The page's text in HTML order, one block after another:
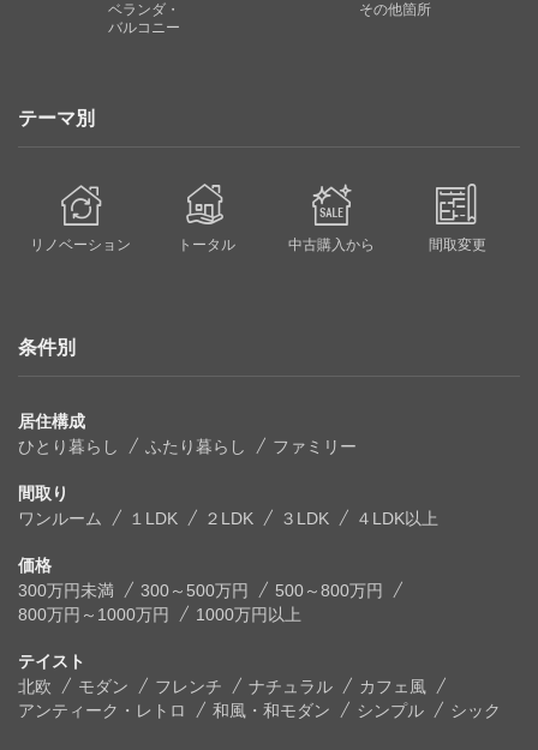
(1) 本人の同意がある塀合
(3) 法令により開示が認められている場合。
(5) 人の生命，身体又は財産の保護のために必要がある場
合であって，本人の同意を得ることが困難である場合。
第6条（個人情報等の管理）
当社は，個人情報保護法に基づき個人情報等を厳重に管理
し機密保持に努めるものとします。ただし，当社は，情報
とについてのユーザーに対する保証を一切行わないものと
第7条（免責）
当社は，第三者によるユーザーの個人情報の取得があった
場合でも，以下に該当する場合，一切責任を負いません。
ベランダ・
バルコニー
その他箇所
テーマ別
リノベーション トータル 中古購入から 間取変更
条件別
居住構成
ひとり暮らし
ふたり暮らし ファミリー
間取り
ワンルーム
１LDK ２LDK ３LDK ４LDK以上
価格
300万円未満
300～500万円
500～800万円
800万円～1000万円
1000万円以上
テイスト
北欧
モダン フレンチ ナチュラル
カフェ風
アンティーク・レトロ
和風・和モダン シンプル シック